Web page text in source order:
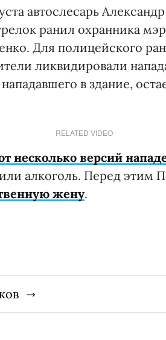
автослесарь
ранил охранника
Для полицейского
ликвидировали
в здание,
RELATED VIDEO
несколько версий
алкоголь. Перед этим
жену.